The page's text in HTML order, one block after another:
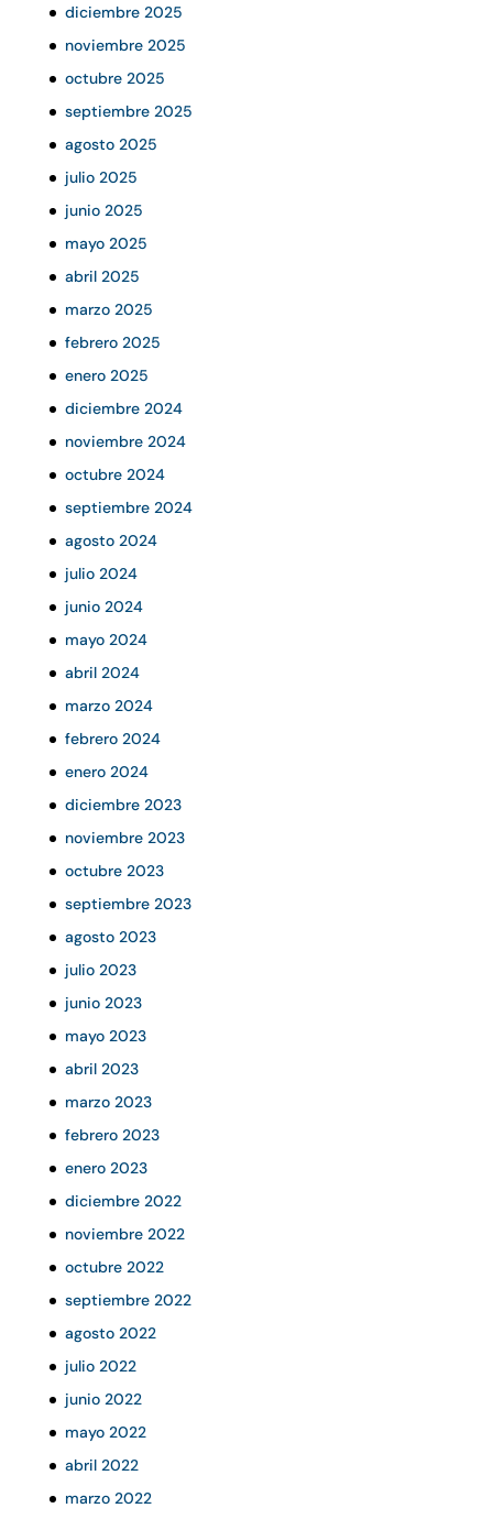
diciembre 2025
noviembre 2025
octubre 2025
septiembre 2025
agosto 2025
julio 2025
junio 2025
mayo 2025
abril 2025
marzo 2025
febrero 2025
enero 2025
diciembre 2024
noviembre 2024
octubre 2024
septiembre 2024
agosto 2024
julio 2024
junio 2024
mayo 2024
abril 2024
marzo 2024
febrero 2024
enero 2024
diciembre 2023
noviembre 2023
octubre 2023
septiembre 2023
agosto 2023
julio 2023
junio 2023
mayo 2023
abril 2023
marzo 2023
febrero 2023
enero 2023
diciembre 2022
noviembre 2022
octubre 2022
septiembre 2022
agosto 2022
julio 2022
junio 2022
mayo 2022
abril 2022
marzo 2022